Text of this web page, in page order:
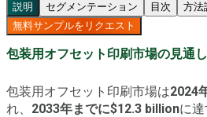
説明
セグメンテーション 目次 方法
無料サンプルをリクエスト
包装用オフセット印刷市場の見通し
包装用オフセット印刷市場は2024
れ、 2033年までに$12.3 billionに達